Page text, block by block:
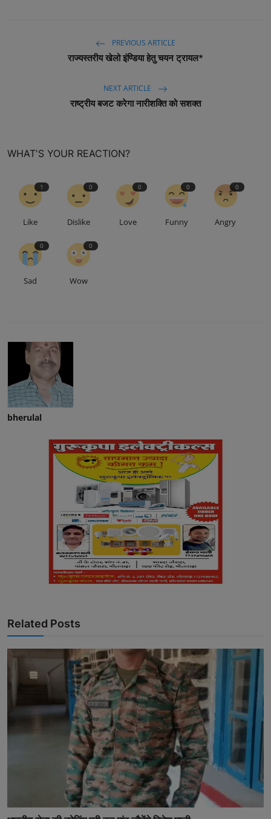
PREVIOUS ARTICLE
राज्यस्तरीय खेलो इंण्डिया हेतु चयन ट्रायल*
NEXT ARTICLE
राष्ट्रीय बजट करेगा नारीशक्ति को सशक्त
WHAT'S YOUR REACTION?
1
Like
0
Dislike
0
Love
0
Funny
0
Angry
0
Sad
0
Wow
bherulal
Related Posts